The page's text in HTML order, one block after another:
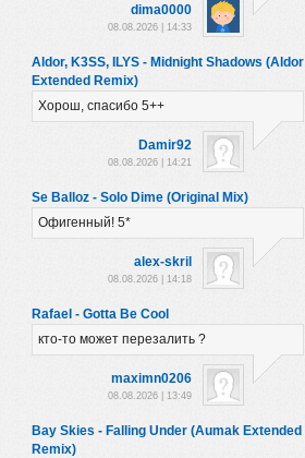
dima0000
08.08.2026 | 14:33
Aldor, K3SS, ILYS - Midnight Shadows (Aldor
Extended Remix)
Хорош, спасибо 5++
Damir92
08.08.2026 | 14:21
Se Balloz - Solo Dime (Original Mix)
Офигенный! 5*
alex-skril
08.08.2026 | 14:18
Rafael - Gotta Be Cool
кто-то может перезалить ?
maximn0206
08.08.2026 | 13:49
Bay Skies - Falling Under (Aumak Extended
Remix)